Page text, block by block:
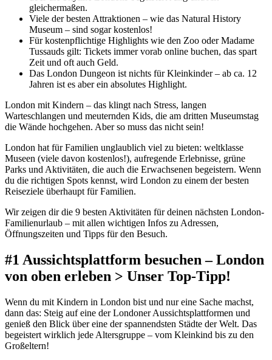
gleichermaßen.
Viele der besten Attraktionen – wie das Natural History
Museum – sind sogar kostenlos!
Für kostenpflichtige Highlights wie den Zoo oder Madame
Tussauds gilt: Tickets immer vorab online buchen, das spart
Zeit und oft auch Geld.
Das London Dungeon ist nichts für Kleinkinder – ab ca. 12
Jahren ist es aber ein absolutes Highlight.
London mit Kindern – das klingt nach Stress, langen
Warteschlangen und meuternden Kids, die am dritten Museumstag
die Wände hochgehen. Aber so muss das nicht sein!
London hat für Familien unglaublich viel zu bieten: weltklasse
Museen (viele davon kostenlos!), aufregende Erlebnisse, grüne
Parks und Aktivitäten, die auch die Erwachsenen begeistern. Wenn
du die richtigen Spots kennst, wird London zu einem der besten
Reiseziele überhaupt für Familien.
Wir zeigen dir die 9 besten Aktivitäten für deinen nächsten London-
Familienurlaub – mit allen wichtigen Infos zu Adressen,
Öffnungszeiten und Tipps für den Besuch.
#1 Aussichtsplattform besuchen – London
von oben erleben > Unser Top-Tipp!
Wenn du mit Kindern in London bist und nur eine Sache machst,
dann das: Steig auf eine der Londoner Aussichtsplattformen und
genieß den Blick über eine der spannendsten Städte der Welt. Das
begeistert wirklich jede Altersgruppe – vom Kleinkind bis zu den
Großeltern!